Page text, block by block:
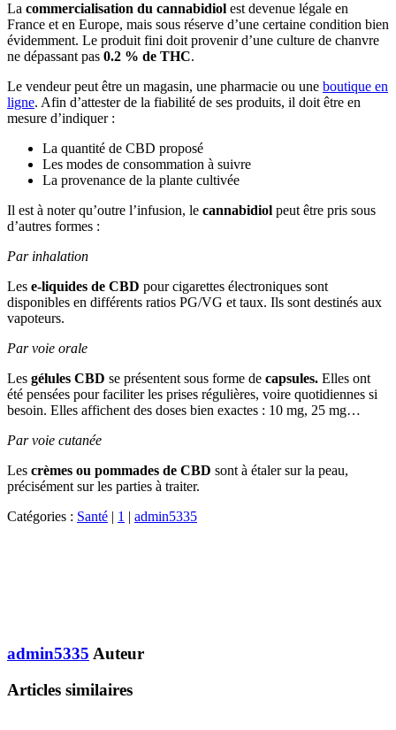
La commercialisation du cannabidiol est devenue légale en
France et en Europe, mais sous réserve d’une certaine condition bien
évidemment. Le produit fini doit provenir d’une culture de chanvre
ne dépassant pas 0.2 % de THC.
Le vendeur peut être un magasin, une pharmacie ou une boutique en
ligne. Afin d’attester de la fiabilité de ses produits, il doit être en
mesure d’indiquer :
La quantité de CBD proposé
Les modes de consommation à suivre
La provenance de la plante cultivée
Il est à noter qu’outre l’infusion, le cannabidiol peut être pris sous
d’autres formes :
Par inhalation
Les e-liquides de CBD pour cigarettes électroniques sont
disponibles en différents ratios PG/VG et taux. Ils sont destinés aux
vapoteurs.
Par voie orale
Les gélules CBD se présentent sous forme de capsules. Elles ont
été pensées pour faciliter les prises régulières, voire quotidiennes si
besoin. Elles affichent des doses bien exactes : 10 mg, 25 mg…
Par voie cutanée
Les crèmes ou pommades de CBD sont à étaler sur la peau,
précisément sur les parties à traiter.
Catégories : Santé | 1 | admin5335
admin5335 Auteur
Articles similaires